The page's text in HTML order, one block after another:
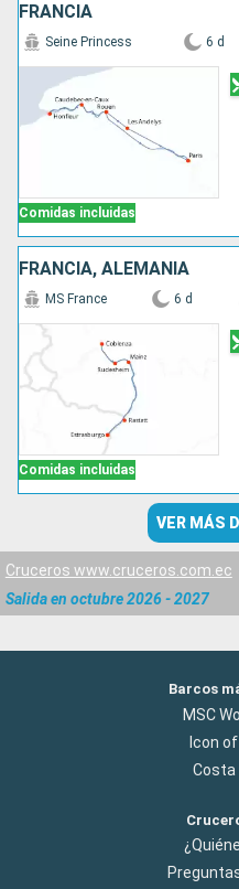
FRANCIA
Comidas incluidas
Seine Princess 6 d
FRANCIA, ALEMANIA
Comidas incluidas
MS France 6 d
VER MÁS
Cruceros www.cruceros.com.ec
Salida en octubre 2026 - 2027
Barcos
MSC
Icon
Costa